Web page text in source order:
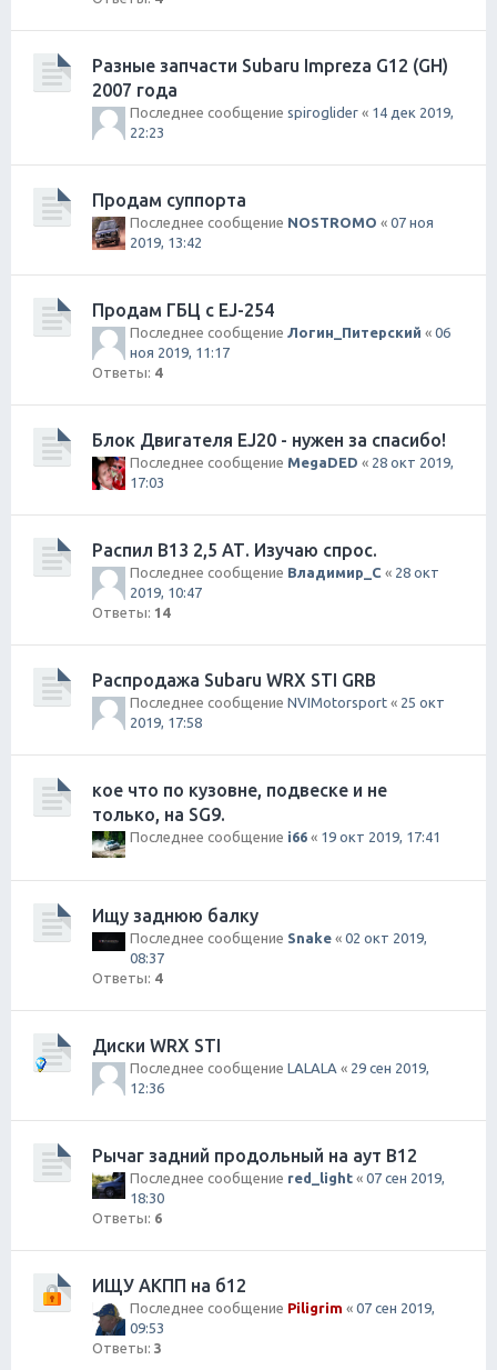
Разные запчасти Subaru Impreza G12 (GH)
2007 года
Последнее сообщение spiroglider « 14 дек 2019,
22:23
Продам суппорта
Последнее сообщение NOSTROMO « 07 ноя
2019, 13:42
Продам ГБЦ с EJ-254
Последнее сообщение Логин_Питерский « 06
ноя 2019, 11:17
Ответы: 4
Блок Двигателя EJ20 - нужен за спасибо!
Последнее сообщение MegaDED « 28 окт 2019,
17:03
Распил B13 2,5 АТ. Изучаю спрос.
Последнее сообщение Владимир_С « 28 окт
2019, 10:47
Ответы: 14
Распродажа Subaru WRX STI GRB
Последнее сообщение NVIMotorsport « 25 окт
2019, 17:58
кое что по кузовне, подвеске и не
только, на SG9.
Последнее сообщение i66 « 19 окт 2019, 17:41
Ищу заднюю балку
Последнее сообщение Snake « 02 окт 2019,
08:37
Ответы: 4
Диски WRX STI
Последнее сообщение LALALA « 29 сен 2019,
12:36
Рычаг задний продольный на аут B12
Последнее сообщение red_light « 07 сен 2019,
18:30
Ответы: 6
ИЩУ АКПП на б12
Последнее сообщение Piligrim « 07 сен 2019,
09:53
Ответы: 3